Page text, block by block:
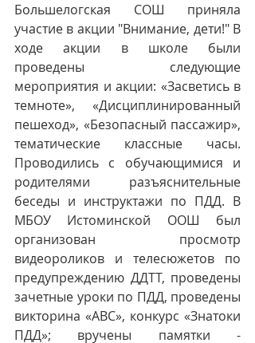
Большелогская СОШ приняла
участие в акции "Внимание, дети!" В
ходе акции в школе были
проведены следующие
мероприятия и акции: «Засветись в
темноте», «Дисциплинированный
пешеход», «Безопасный пассажир»,
тематические классные часы.
Проводились с обучающимися и
родителями разъяснительные
беседы и инструктажи по ПДД. В
МБОУ Истоминской ООШ был
организован просмотр
видеороликов и телесюжетов по
предупреждению ДДТТ, проведены
зачетные уроки по ПДД, проведены
викторина «АВС», конкурс «Знатоки
ПДД»; вручены памятки -